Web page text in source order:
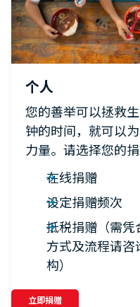
个人
您的善举可以拯救
钟的时间，就可以
力量。请选择您的捐
在线捐赠
设定捐赠频次
抵税捐赠（需凭
方式及流程请
构）
立即捐赠